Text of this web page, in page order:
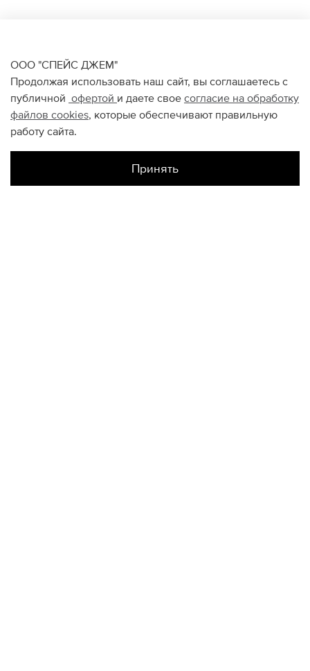
ООО "СПЕЙС ДЖЕМ"
Продолжая использовать наш сайт, вы соглашаетесь с
публичной офертой и даете свое согласие на обработку
файлов cookies, которые обеспечивают правильную
работу сайта.
Принять